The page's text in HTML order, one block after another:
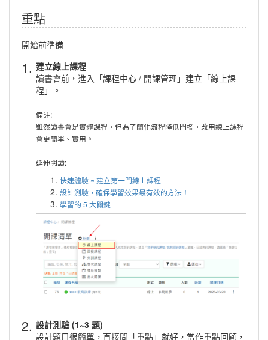
重點
開始前準備
1. 建立線上課程
讀書會前，進入「課程中心 / 開課管理」建立「線上課
程」。
備註:
雖然讀書會是實體課程，但為了簡化流程降低門檻，改用線上課程
會更簡單、實用。
延伸閱讀:
快速體驗 ~ 建立第一門線上課程
設計測驗，確保學習效果最有效的方法！
學習的 5 大關鍵
2. 設計測驗 (1~3 題)
設計題目很簡單，直接問「重點」就好，當作重點回顧，